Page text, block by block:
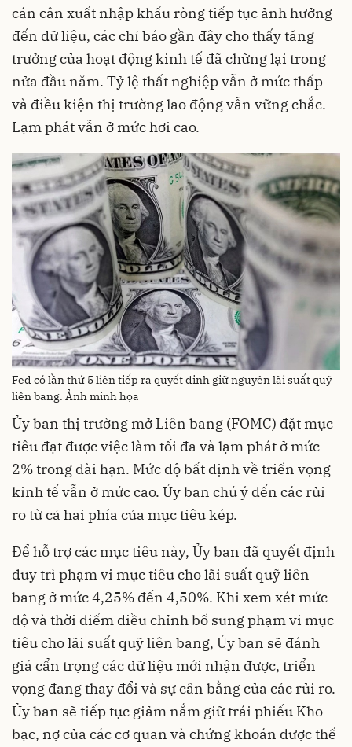
cán cân xuất nhập khẩu ròng tiếp tục ảnh hưởng
đến dữ liệu, các chỉ báo gần đây cho thấy tăng
trưởng của hoạt động kinh tế đã chững lại trong
nửa đầu năm. Tỷ lệ thất nghiệp vẫn ở mức thấp
và điều kiện thị trường lao động vẫn vững chắc.
Lạm phát vẫn ở mức hơi cao.
Fed có lần thứ 5 liên tiếp ra quyết định giữ nguyên lãi suất quỹ
liên bang. Ảnh minh họa
Ủy ban thị trường mở Liên bang (FOMC) đặt mục
tiêu đạt được việc làm tối đa và lạm phát ở mức
2% trong dài hạn. Mức độ bất định về triển vọng
kinh tế vẫn ở mức cao. Ủy ban chú ý đến các rủi
ro từ cả hai phía của mục tiêu kép.
Để hỗ trợ các mục tiêu này, Ủy ban đã quyết định
duy trì phạm vi mục tiêu cho lãi suất quỹ liên
bang ở mức 4,25% đến 4,50%. Khi xem xét mức
độ và thời điểm điều chỉnh bổ sung phạm vi mục
tiêu cho lãi suất quỹ liên bang, Ủy ban sẽ đánh
giá cẩn trọng các dữ liệu mới nhận được, triển
vọng đang thay đổi và sự cân bằng của các rủi ro.
Ủy ban sẽ tiếp tục giảm nắm giữ trái phiếu Kho
bạc, nợ của các cơ quan và chứng khoán được thế